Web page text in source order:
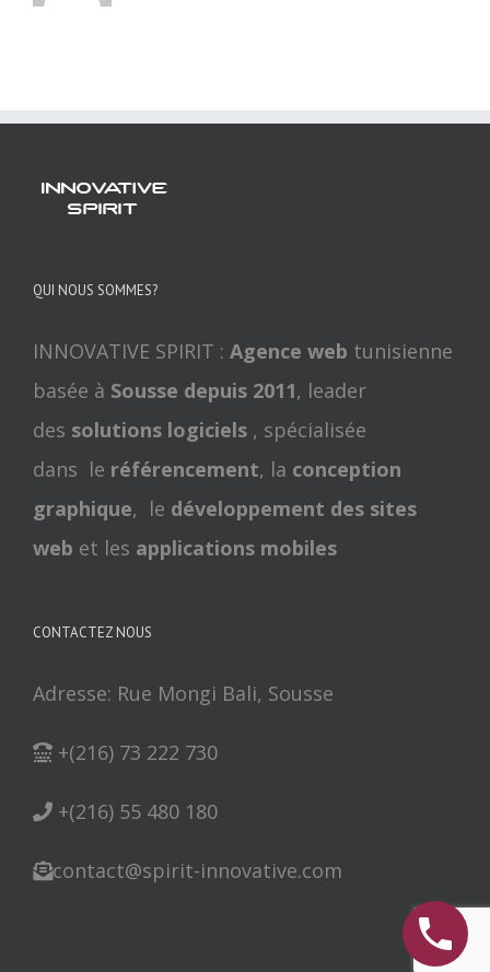
QUI NOUS SOMMES?
INNOVATIVE SPIRIT : Agence web tunisienne
basée à Sousse depuis 2011, leader
des solutions logiciels , spécialisée
dans le référencement, la conception
graphique, le développement des sites
web et les applications mobiles
CONTACTEZ NOUS
Adresse: Rue Mongi Bali, Sousse
+(216) 73 222 730
+(216) 55 480 180
contact@spirit-innovative.com